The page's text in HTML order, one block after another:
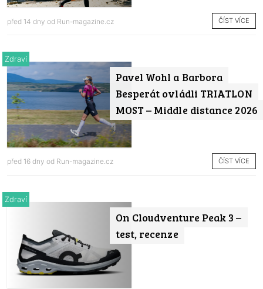
před 14 dny od Run-magazine.cz ČÍST VÍCE
Pavel Wohl a Barbora
Besperát ovládli TRIATLON
MOST – Middle distance 2026
Zdraví
před 16 dny od Run-magazine.cz ČÍST VÍCE
On Cloudventure Peak 3 –
test, recenze
Zdraví